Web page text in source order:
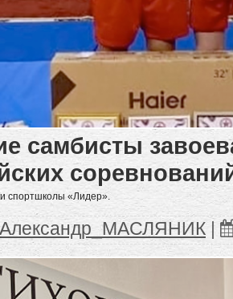
самбисты
спортшколы «Лидер».
Александр_МАСЛЯНИК